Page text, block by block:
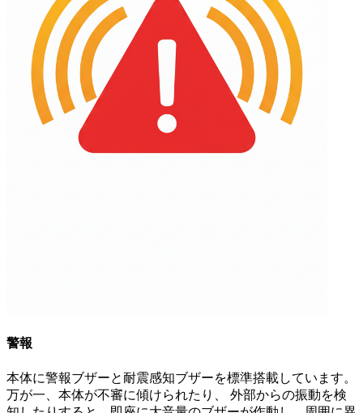
警報
本体に警報ブザーと耐震感知ブザーを標準搭載しています。
万が一、本体が不審に傾けられたり、 外部からの振動を検